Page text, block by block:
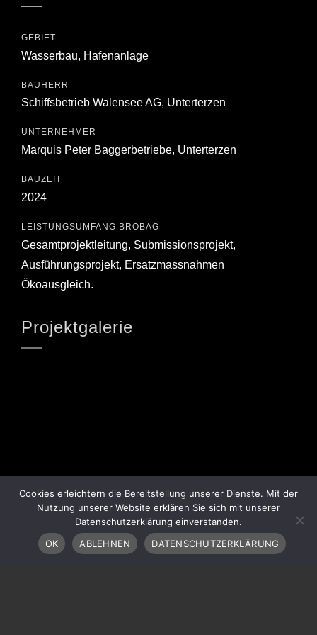
GEBIET
Wasserbau, Hafenanlage
BAUHERR
Schiffsbetrieb Walensee AG, Unterterzen
UNTERNEHMER
Marquis Peter Baggerbetriebe, Unterterzen
BAUZEIT
2024
LEISTUNGSUMFANG BROBAG
Gesamtprojektleitung, Submissionsprojekt,
Ausführungsprojekt, Ersatzmassnahmen
Ökoausgleich.
Projektgalerie
Cookies erleichtern die Bereitstellung unserer Dienste. Mit der
Nutzung unserer Website erklären Sie sich mit unserer
Datenschutzerklärung einverstanden.
OK
ABLEHNEN DATENSCHUTZERKLÄRUNG